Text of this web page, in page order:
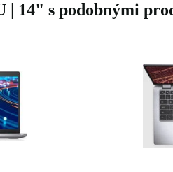
| 14" s podobnými